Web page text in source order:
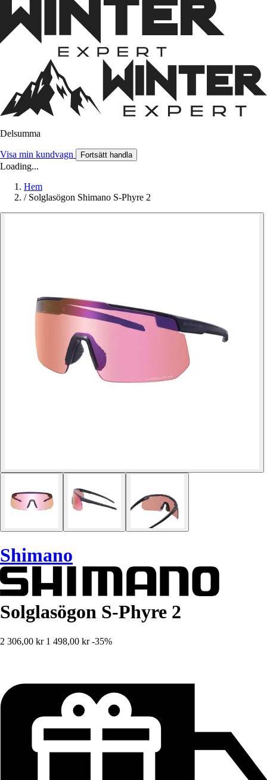
Delsumma
Visa min kundvagn Fortsätt handla
Loading...
Hem
/ Solglasögon Shimano S-Phyre 2
Shimano
Solglasögon S-Phyre 2
2 306,00 kr 1 498,00 kr -35%